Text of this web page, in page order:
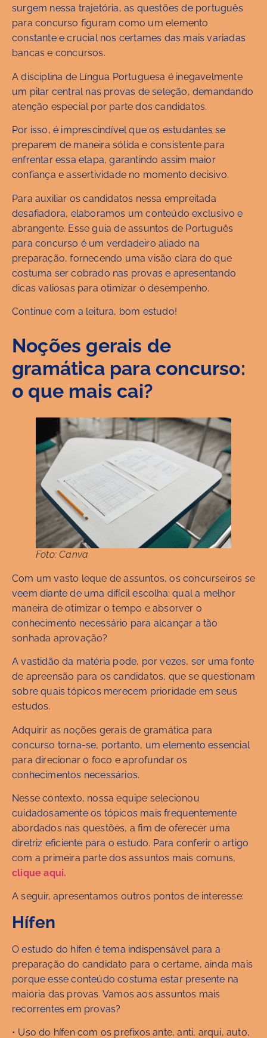
surgem nessa trajetória, as questões de português
para concurso figuram como um elemento
constante e crucial nos certames das mais variadas
bancas e concursos.
A disciplina de Língua Portuguesa é inegavelmente
um pilar central nas provas de seleção, demandando
atenção especial por parte dos candidatos.
Por isso, é imprescindível que os estudantes se
preparem de maneira sólida e consistente para
enfrentar essa etapa, garantindo assim maior
confiança e assertividade no momento decisivo.
Para auxiliar os candidatos nessa empreitada
desafiadora, elaboramos um conteúdo exclusivo e
abrangente. Esse guia de assuntos de Português
para concurso é um verdadeiro aliado na
preparação, fornecendo uma visão clara do que
costuma ser cobrado nas provas e apresentando
dicas valiosas para otimizar o desempenho.
Continue com a leitura, bom estudo!
Noções gerais de
gramática para concurso:
o que mais cai?
Foto: Canva
Com um vasto leque de assuntos, os concurseiros se
veem diante de uma difícil escolha: qual a melhor
maneira de otimizar o tempo e absorver o
conhecimento necessário para alcançar a tão
sonhada aprovação?
A vastidão da matéria pode, por vezes, ser uma fonte
de apreensão para os candidatos, que se questionam
sobre quais tópicos merecem prioridade em seus
estudos.
Adquirir as noções gerais de gramática para
concurso torna-se, portanto, um elemento essencial
para direcionar o foco e aprofundar os
conhecimentos necessários.
Nesse contexto, nossa equipe selecionou
cuidadosamente os tópicos mais frequentemente
abordados nas questões, a fim de oferecer uma
diretriz eficiente para o estudo. Para conferir o artigo
com a primeira parte dos assuntos mais comuns,
clique aqui.
A seguir, apresentamos outros pontos de interesse:
Hífen
O estudo do hífen é tema indispensável para a
preparação do candidato para o certame, ainda mais
porque esse conteúdo costuma estar presente na
maioria das provas. Vamos aos assuntos mais
recorrentes em provas?
• Uso do hífen com os prefixos ante, anti, arqui, auto,